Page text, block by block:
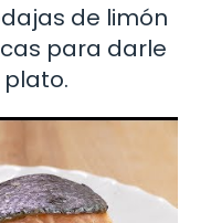
de limón
para darle